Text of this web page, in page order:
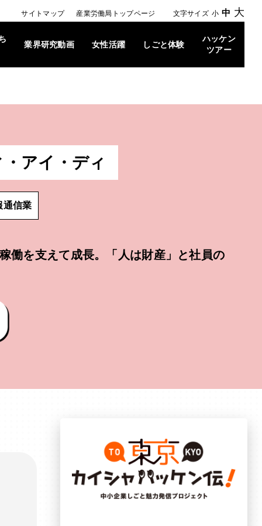
サイトマップ 産業労働局トップページ 文字サイズ 小 中 大
業界研究動画 女性活躍 しごと体験
ハッケン
ツアー
アイ・ディ
通信業
働を支えて成長。「人は財産」と社員の